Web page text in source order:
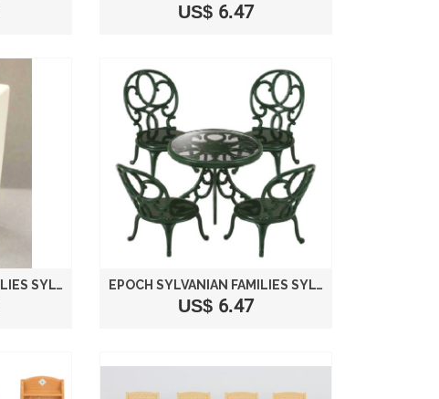
US$ 6.47
EPOCH SYLVANIAN FAMILIES SYLVANIAN FAMILY DOLL "REFRIGERATOR SET KA-415" EPOCH SYLVANIAN FAMILIES SYLVANIAN FAMILY DOLL "GARDEN TABLE AND CHAIRS SET KA-621 "
US$ 6.47